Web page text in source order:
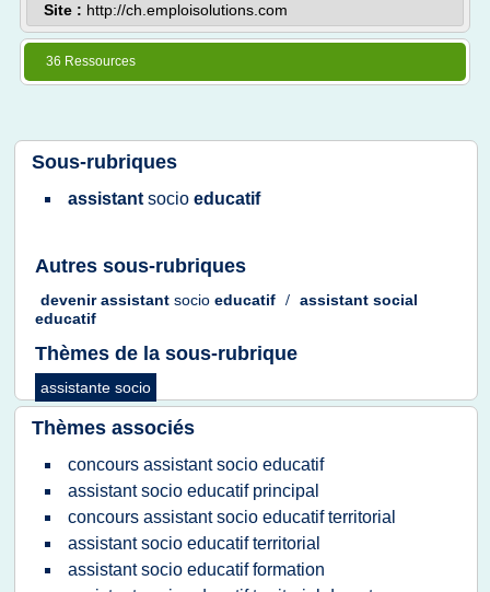
Site : http://ch.emploisolutions.com
36 Ressources
Sous-rubriques
assistant socio educatif
Autres sous-rubriques
devenir assistant socio educatif / assistant social
educatif
Thèmes de la sous-rubrique
assistante socio
Thèmes associés
concours assistant socio educatif
assistant socio educatif principal
concours assistant socio educatif territorial
assistant socio educatif territorial
assistant socio educatif formation